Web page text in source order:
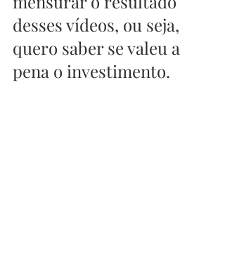
desses vídeos, ou seja,
quero saber se valeu a
pena o investimento.